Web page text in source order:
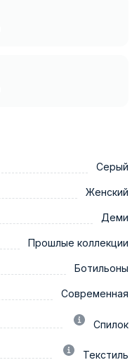
Серый
Женский
Деми
Прошлые коллекции
Ботильоны
Современная
Спилок
Текстиль